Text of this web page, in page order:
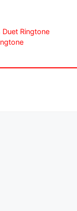
Ringtone